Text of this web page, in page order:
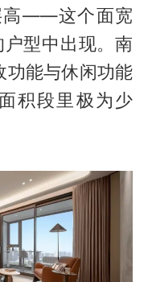
高——这个面宽
型中出现。南
功能与休闲功能
积段里极为少